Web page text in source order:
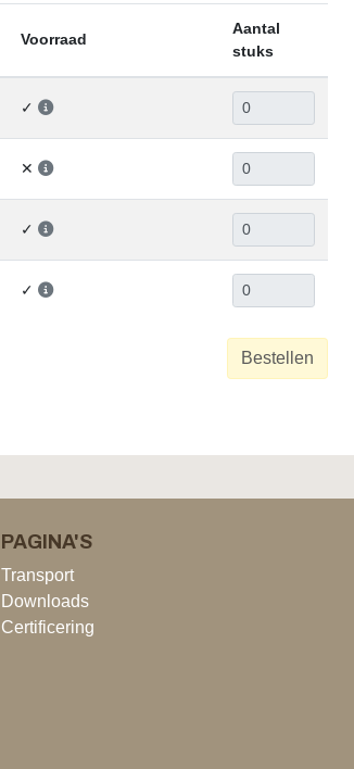
Voorraad
Aantal
stuks
✓
✕
✓
✓
Bestellen
PAGINA'S
Transport
Downloads
Certificering